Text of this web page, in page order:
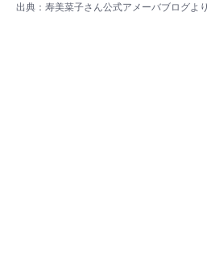
出典： 寿美菜子さん公式アメーバブログより